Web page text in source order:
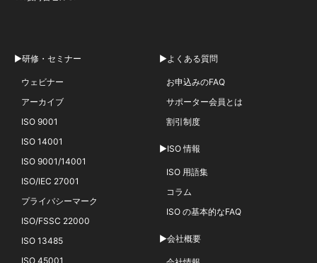
▶研修・セミナー
ウェビナー
アーカイブ
ISO 9001
ISO 14001
ISO 9001/14001
ISO/IEC 27001
プライバシーマーク
ISO/FSSC 22000
ISO 13485
ISO 45001
▶よくある質問
お申込みのFAQ
サポーター会員とは
割引制度
▶ISO 情報
ISO 用語集
コラム
ISO の基本的なFAQ
▶会社概要